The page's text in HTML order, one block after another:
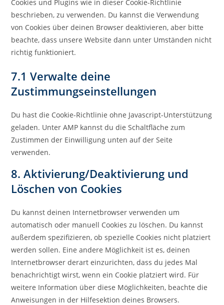
Cookies und Plugins wie in dieser Cookie-Richtlinie
beschrieben, zu verwenden. Du kannst die Verwendung
von Cookies über deinen Browser deaktivieren, aber bitte
beachte, dass unsere Website dann unter Umständen nicht
richtig funktioniert.
7.1 Verwalte deine
Zustimmungseinstellungen
Du hast die Cookie-Richtlinie ohne Javascript-Unterstützung
geladen. Unter AMP kannst du die Schaltfläche zum
Zustimmen der Einwilligung unten auf der Seite
verwenden.
8. Aktivierung/Deaktivierung und
Löschen von Cookies
Du kannst deinen Internetbrowser verwenden um
automatisch oder manuell Cookies zu löschen. Du kannst
außerdem spezifizieren, ob spezielle Cookies nicht platziert
werden sollen. Eine andere Möglichkeit ist es, deinen
Internetbrowser derart einzurichten, dass du jedes Mal
benachrichtigt wirst, wenn ein Cookie platziert wird. Für
weitere Information über diese Möglichkeiten, beachte die
Anweisungen in der Hilfesektion deines Browsers.